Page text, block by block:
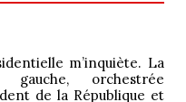
m’inquiète. La
orchestrée
de la République et